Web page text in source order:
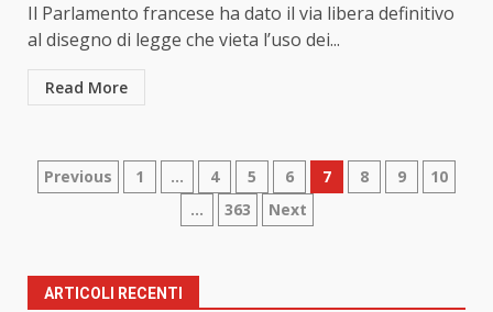
Il Parlamento francese ha dato il via libera definitivo
al disegno di legge che vieta l’uso dei...
Read More
Paginazione
articoli
Previous 1 … 4 5 6 7 8 9
10
…
363 Next
ARTICOLI RECENTI